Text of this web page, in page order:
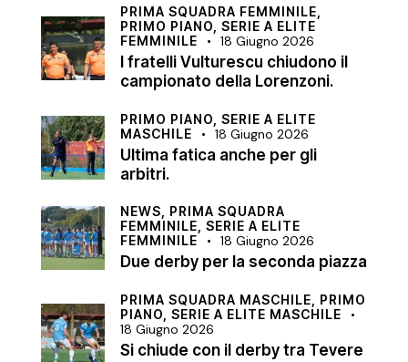
PRIMA SQUADRA FEMMINILE,
PRIMO PIANO, SERIE A ELITE
FEMMINILE
18 Giugno 2026
I fratelli Vulturescu chiudono il
campionato della Lorenzoni.
PRIMO PIANO, SERIE A ELITE
MASCHILE
18 Giugno 2026
Ultima fatica anche per gli
arbitri.
NEWS, PRIMA SQUADRA
FEMMINILE, SERIE A ELITE
FEMMINILE
18 Giugno 2026
Due derby per la seconda piazza
PRIMA SQUADRA MASCHILE, PRIMO
PIANO, SERIE A ELITE MASCHILE
18 Giugno 2026
Si chiude con il derby tra Tevere